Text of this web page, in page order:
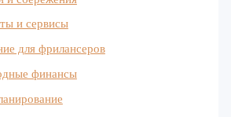
и сервисы
для фрилансеров
финансы